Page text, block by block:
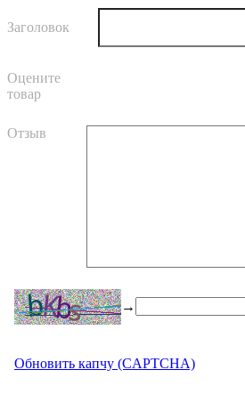
Заголовок
Оцените
товар
Отзыв
→
Обновить капчу (CAPTCHA)